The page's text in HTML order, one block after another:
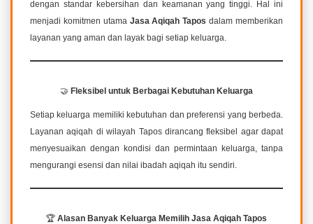
dengan standar kebersihan dan keamanan yang tinggi. Hal ini
menjadi komitmen utama Jasa Aqiqah Tapos dalam memberikan
layanan yang aman dan layak bagi setiap keluarga.
🤝 Fleksibel untuk Berbagai Kebutuhan Keluarga
Setiap keluarga memiliki kebutuhan dan preferensi yang berbeda.
Layanan aqiqah di wilayah Tapos dirancang fleksibel agar dapat
menyesuaikan dengan kondisi dan permintaan keluarga, tanpa
mengurangi esensi dan nilai ibadah aqiqah itu sendiri.
🏆 Alasan Banyak Keluarga Memilih Jasa Aqiqah Tapos